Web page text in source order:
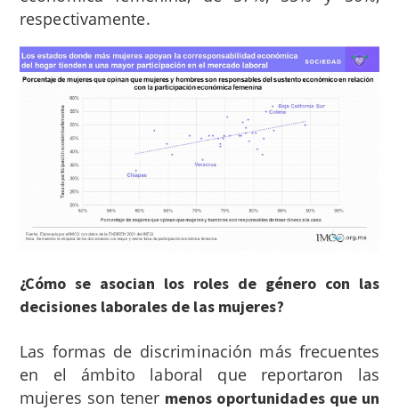
respectivamente.
¿Cómo se asocian los roles de género con las
decisiones laborales de las mujeres?
Las formas de discriminación más frecuentes
en el ámbito laboral que reportaron las
mujeres son tener menos oportunidades que un